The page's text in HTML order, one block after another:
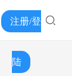
注册/登
陆